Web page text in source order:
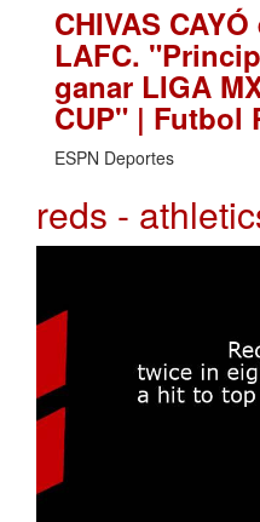
CHIVAS
LAFC.
ganar LIGA
CUP" | Futbol
ESPN Deportes
reds -